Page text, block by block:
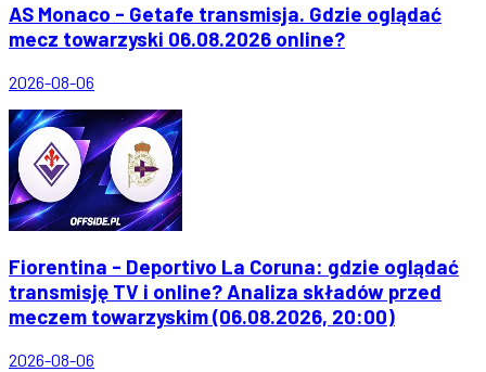
AS Monaco - Getafe transmisja. Gdzie oglądać
mecz towarzyski 06.08.2026 online?
2026-08-06
Fiorentina - Deportivo La Coruna: gdzie oglądać
transmisję TV i online? Analiza składów przed
meczem towarzyskim (06.08.2026, 20:00)
2026-08-06